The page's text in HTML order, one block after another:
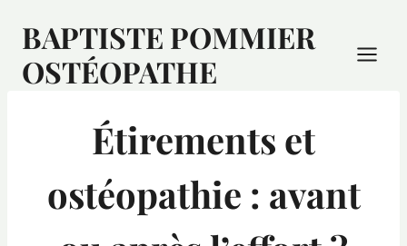
BAPTISTE POMMIER
OSTÉOPATHE
Étirements et
ostéopathie : avant